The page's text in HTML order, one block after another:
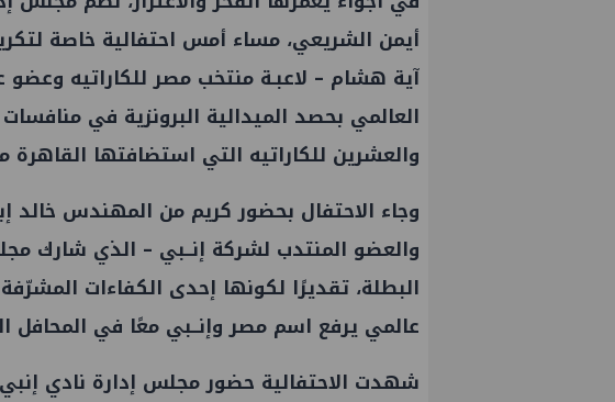
أيمن الشريعي، مساء أمس احتفالية خاصة
آية هشام – لاعبـة منتخب مصر للكاراتيه وعضو
العالمي بحصد الميدالية البرونزية في منافسات
والعشرين للكاراتيه التي استضافتها القاهرة
وجاء الاحتفال بحضور كريم من المهندس خالد
والعضو المنتدب لشركة إنــبي – الذي شارك
البطلة، تقديرًا لكونها إحدى الكفاءات
عالمي يرفع اسم مصر وإنــبي معًا في المحافل
شهدت الاحتفالية حضور مجلس إدارة نادي